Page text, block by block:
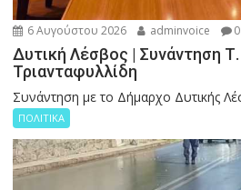
6 Αυγούστου 2026 adminvoice 0
Δυτική Λέσβος | Συνάντηση
Τριανταφυλλίδη
Συνάντηση με το Δήμαρχο Δυτικής
ΠΟΛΙΤΙΚΑ